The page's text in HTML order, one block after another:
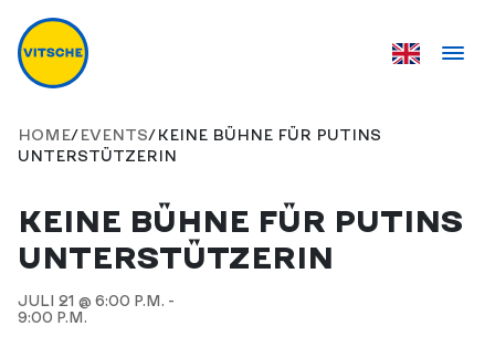
HOME/EVENTS/KEINE BÜHNE FÜR PUTINS
UNTERSTÜTZERIN
KEINE BÜHNE FÜR PUTINS
UNTERSTÜTZERIN
JULI 21 @ 6:00 P.M. -
9:00 P.M.